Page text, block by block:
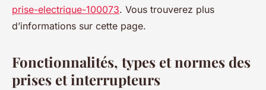
prise-electrique-100073. Vous trouverez plus
d’informations sur cette page.
Fonctionnalités, types et normes des
prises et interrupteurs